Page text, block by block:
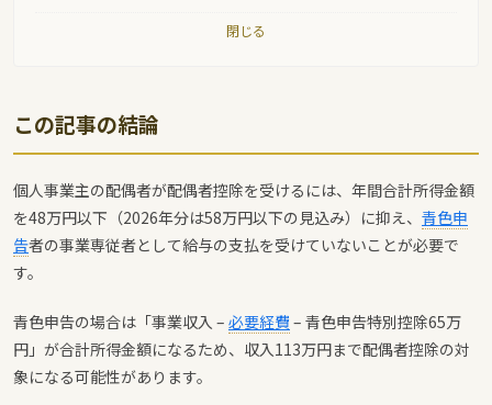
閉じる
この記事の結論
個人事業主の配偶者が配偶者控除を受けるには、年間合計所得金額
を48万円以下（2026年分は58万円以下の見込み）に抑え、 青色申
告者の事業専従者として給与の支払を受けていないことが必要で
す。
青色申告の場合は「事業収入 – 必要経費 – 青色申告特別控除65万
円」が合計所得金額になるため、収入113万円まで配偶者控除の対
象になる可能性があります。